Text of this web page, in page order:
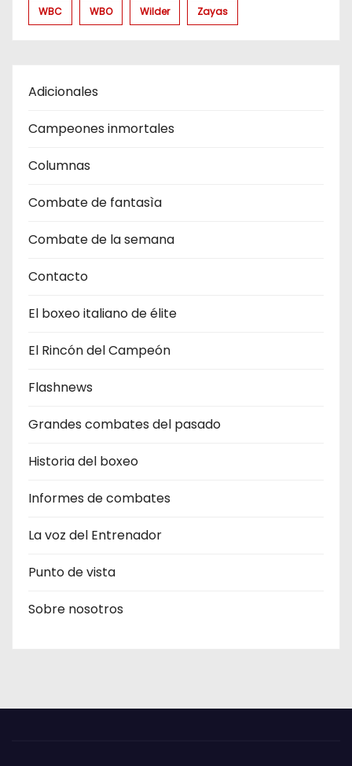
WBC WBO Wilder Zayas
Adicionales
Campeones inmortales
Columnas
Combate de fantasìa
Combate de la semana
Contacto
El boxeo italiano de élite
El Rincón del Campeón
Flashnews
Grandes combates del pasado
Historia del boxeo
Informes de combates
La voz del Entrenador
Punto de vista
Sobre nosotros